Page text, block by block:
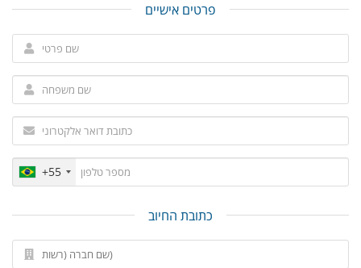
פרטים אישיים
+55
כתובת החיוב